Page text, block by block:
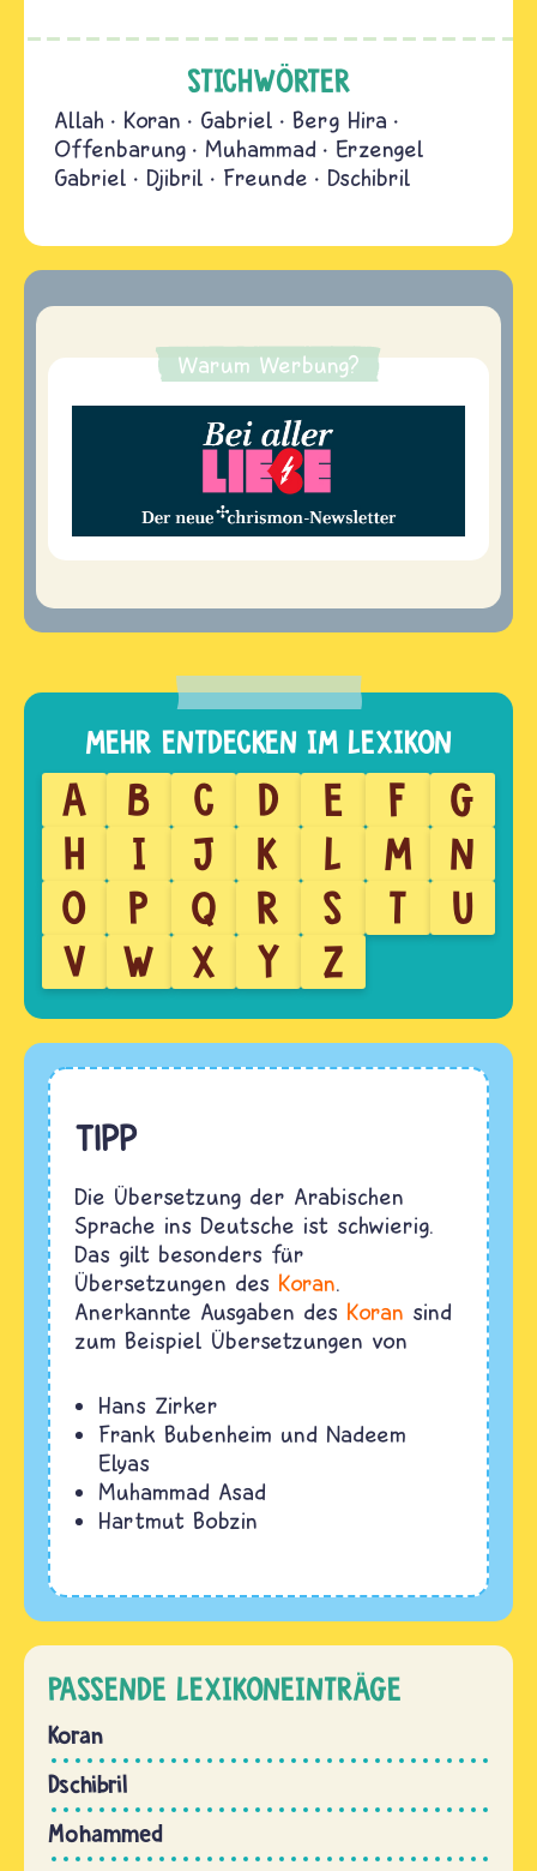
STICHWÖRTER
Allah Koran Gabriel
Berg Hira
Offenbarung
Muhammad
Erzengel
Gabriel
Djibril Freunde Dschibril
Warum Werbung?
A B C D E F
G
H
I J K L M
N
O
P Q R S T
U
V
W X Y Z
TIPP
Die Übersetzung der Arabischen
Sprache ins Deutsche ist schwierig.
Das gilt besonders für
Übersetzungen des Koran.
Anerkannte Ausgaben des Koran sind
zum Beispiel Übersetzungen von
Hans Zirker
Frank Bubenheim und Nadeem
Elyas
Muhammad Asad
Hartmut Bobzin
PASSENDE LEXIKONEINTRÄGE
Koran
Dschibril
Mohammed